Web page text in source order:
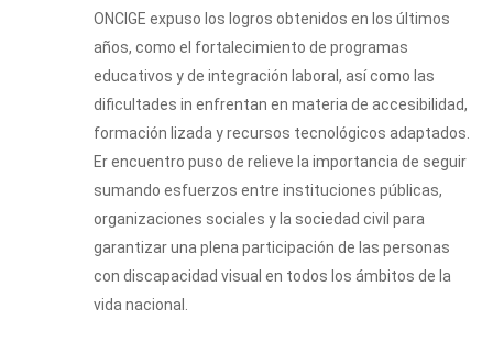
ONCIGE expuso los logros obtenidos en los últimos
años, como el fortalecimiento de programas
educativos y de integración laboral, así como las
dificultades in enfrentan en materia de accesibilidad,
formación lizada y recursos tecnológicos adaptados.
Er encuentro puso de relieve la importancia de seguir
sumando esfuerzos entre instituciones públicas,
organizaciones sociales у la sociedad civil para
garantizar una plena participación de las personas
con discapacidad visual en todos los ámbitos de la
vida nacional.